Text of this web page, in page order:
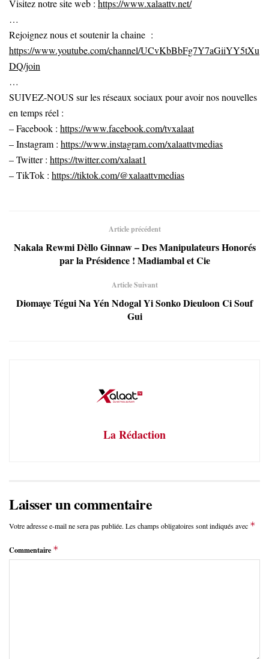
Visitez notre site web : https://www.xalaattv.net/
…
Rejoignez nous et soutenir la chaine :
https://www.youtube.com/channel/UCvKbBbFg7Y7aGiiYY5tXu
DQ/join
…
SUIVEZ-NOUS sur les réseaux sociaux pour avoir nos nouvelles
en temps réel :
– Facebook : https://www.facebook.com/tvxalaat
– Instagram : https://www.instagram.com/xalaattvmedias
– Twitter : https://twitter.com/xalaat1
– TikTok : https://tiktok.com/@xalaattvmedias
Article précédent
Nakala Rewmi Dèllo Ginnaw – Des Manipulateurs Honorés
par la Présidence ! Madiambal et Cie
Article Suivant
Diomaye Tégui Na Yén Ndogal Yi Sonko Dieuloon Ci Souf
Gui
La Rédaction
Laisser un commentaire
Votre adresse e-mail ne sera pas publiée. Les champs obligatoires sont indiqués avec *
Commentaire *